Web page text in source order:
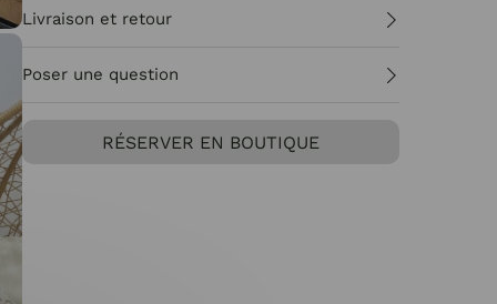
Livraison et retour
Poser une question
RÉSERVER EN BOUTIQUE